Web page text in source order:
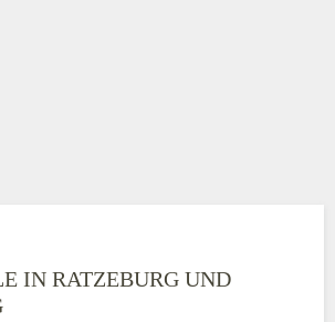
IN RATZEBURG UND